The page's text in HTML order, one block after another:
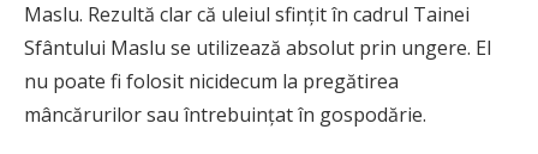
Maslu. Rezultă clar că uleiul sfinţit în cadrul Tainei
Sfântului Maslu se utilizează absolut prin ungere. El
nu poate fi folosit nicidecum la pregătirea
mâncărurilor sau întrebuinţat în gospodărie.